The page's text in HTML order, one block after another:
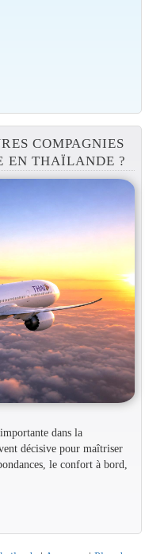
COMPAGNIES
EN THAÏLANDE ?
dans la
décisive pour maîtriser
le confort à bord,